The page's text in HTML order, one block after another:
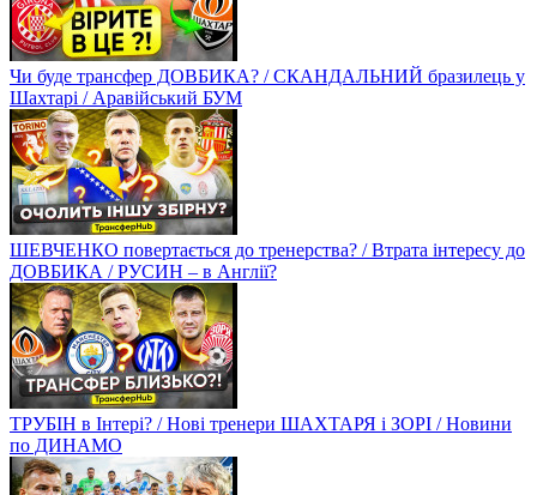
Чи буде трансфер ДОВБИКА? / СКАНДАЛЬНИЙ бразилець у
Шахтарі / Аравійський БУМ
ШЕВЧЕНКО повертається до тренерства? / Втрата інтересу до
ДОВБИКА / РУСИН – в Англії?
ТРУБІН в Інтері? / Нові тренери ШАХТАРЯ і ЗОРІ / Новини
по ДИНАМО